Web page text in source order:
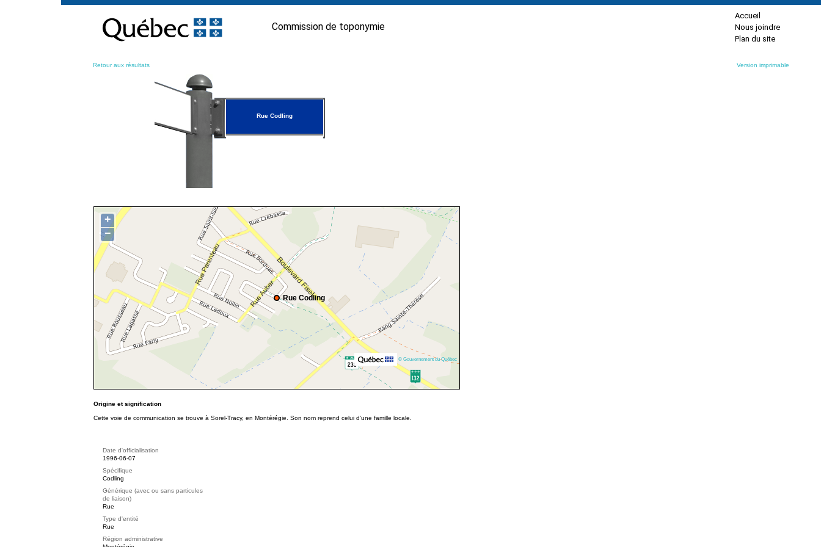
contenu
Commission de toponymie
Accueil
Nous joindre
Plan du site
Retour aux résultats Version imprimable
Rue Codling
Rue Codling
+
−
© Gouvernement du Québec
Origine et signification
Cette voie de communication se trouve à Sorel-Tracy, en Montérégie. Son nom reprend celui d'une famille locale.
Date d'officialisation
1996-06-07
Spécifique
Codling
Générique (avec ou sans particules
de liaison)
Rue
Type d'entité
Rue
Région administrative